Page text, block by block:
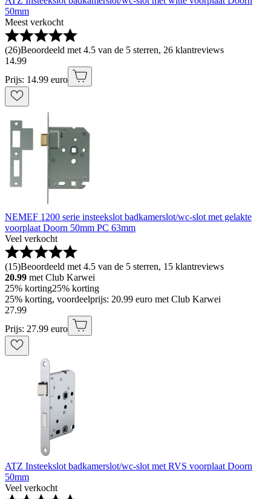
50mm
Meest verkocht
(26)Beoordeeld met 4.5 van de 5 sterren, 26 klantreviews
14.99
Prijs: 14.99 euro
NEMEF 1200 serie insteekslot badkamerslot/wc-slot met gelakte
voorplaat Doorn 50mm PC 63mm
Veel verkocht
(15)Beoordeeld met 4.5 van de 5 sterren, 15 klantreviews
20.99 met Club Karwei
25% korting25% korting
25% korting, voordeelprijs: 20.99 euro met Club Karwei
27.99
Prijs: 27.99 euro
ATZ Insteekslot badkamerslot/wc-slot met RVS voorplaat Doorn
50mm
Veel verkocht